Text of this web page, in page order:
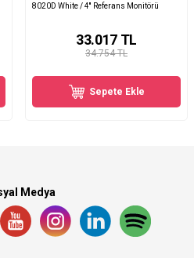
8020D White / 4'' Referans Monitörü
34.754 TL
33.017TL
Sepete Ekle
Medya